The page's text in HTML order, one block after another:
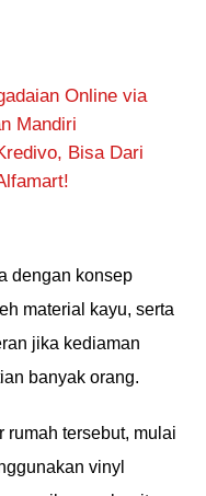
Online via
Mandiri
Bisa Dari
dengan konsep
material kayu, serta
jika kediaman
banyak orang.
rumah tersebut, mulai
vinyl